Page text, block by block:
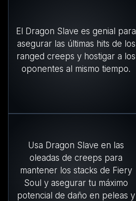
El Dragon Slave es genial para
asegurar las últimas hits de los
ranged creeps y hostigar a los
oponentes al mismo tiempo.
Usa Dragon Slave en las
oleadas de creeps para
mantener los stacks de Fiery
Soul y asegurar tu máximo
potencial de daño en peleas y